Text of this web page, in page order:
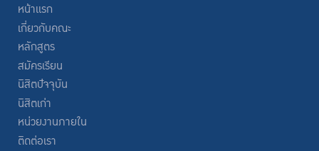
หน้าแรก
เกี่ยวกับคณะ
หลักสูตร
สมัครเรียน
นิสิตปัจจุบัน
นิสิตเก่า
หน่วยงานภายใน
ติดต่อเรา